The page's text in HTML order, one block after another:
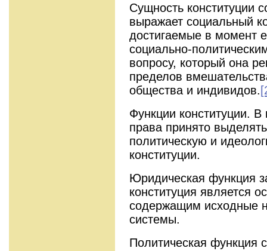
Сущность конституции
выражает социальный
достигаемые в момент
социально-
вопросу, который она
пределов
общества и индивидов.
Функции конституции. В
права принято
политическую и
конституции.
Юридическая функция
конституция является
содержащим исходные
системы.
Политическая функция